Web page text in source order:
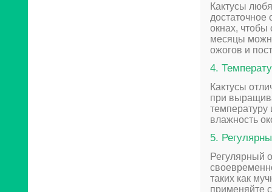
Кактусы
окнах, чтобы
месяцы
ожогов и
4.
Кактусы
при
температуру
влажность
5.
Регулярный
таких как
применяйте